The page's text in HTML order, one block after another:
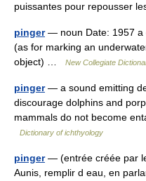
puissantes pour repousser
pinger— noun Date: 1957 a
(as for marking an
object) …
New Collegiate
pinger— a sound emitting
discourage dolphins and
mammals do not become
Dictionary of ichthyology
pinger— (entrée créée par
Aunis, remplir d eau, en